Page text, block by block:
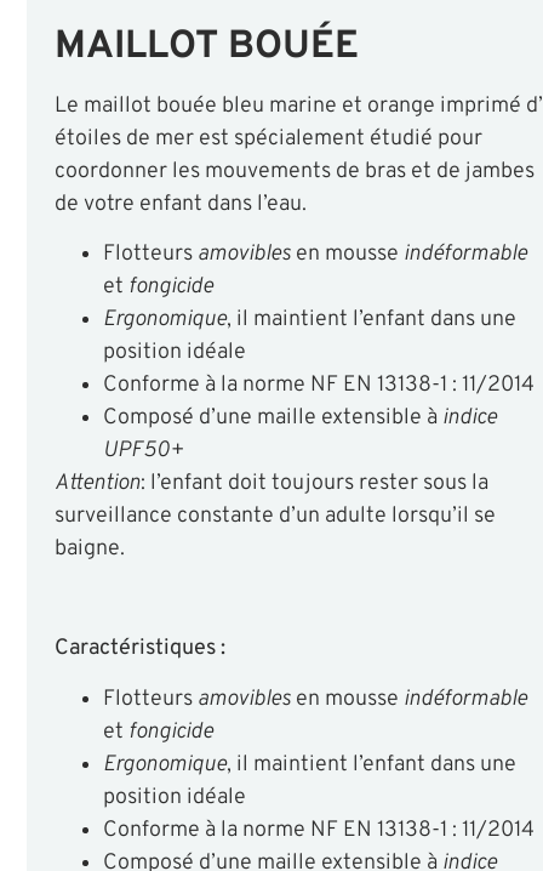
MAILLOT BOUÉE
Le maillot bouée bleu marine et orange imprimé d’
étoiles de mer est spécialement étudié pour
coordonner les mouvements de bras et de jambes
de votre enfant dans l’eau.
Flotteurs amoviblesen mousse indéformable
et fongicide
Ergonomique, il maintient l’enfant dans une
position idéale
Conforme à la norme NF EN 13138-1 : 11/2014
Composé d’une maille extensible à indice
UPF50+
Attention: l’enfant doit toujours rester sous la
surveillance constante d’un adulte lorsqu’il se
baigne.
Caractéristiques :
Flotteurs amoviblesen mousse indéformable
et fongicide
Ergonomique, il maintient l’enfant dans une
position idéale
Conforme à la norme NF EN 13138-1 : 11/2014
Composé d’une maille extensible à indice